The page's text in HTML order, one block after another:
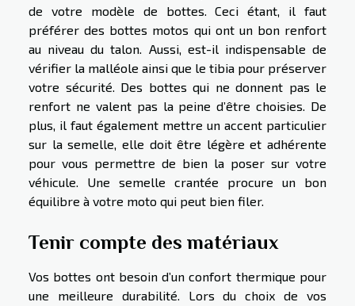
de votre modèle de bottes. Ceci étant, il faut
préférer des bottes motos qui ont un bon renfort
au niveau du talon. Aussi, est-il indispensable de
vérifier la malléole ainsi que le tibia pour préserver
votre sécurité. Des bottes qui ne donnent pas le
renfort ne valent pas la peine d’être choisies. De
plus, il faut également mettre un accent particulier
sur la semelle, elle doit être légère et adhérente
pour vous permettre de bien la poser sur votre
véhicule. Une semelle crantée procure un bon
équilibre à votre moto qui peut bien filer.
Tenir compte des matériaux
Vos bottes ont besoin d’un confort thermique pour
une meilleure durabilité. Lors du choix de vos